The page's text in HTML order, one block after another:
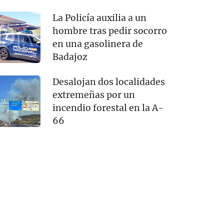
La Policía auxilia a un
hombre tras pedir socorro
en una gasolinera de
Badajoz
Desalojan dos localidades
extremeñas por un
incendio forestal en la A-
66